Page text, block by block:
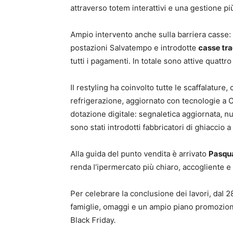
attraverso totem interattivi e una gestione
Ampio intervento anche sulla barriera
postazioni Salvatempo e introdotte casse
tutti i pagamenti. In totale sono attive
Il restyling ha coinvolto tutte le scaffalature,
refrigerazione, aggiornato con tecnologie a
dotazione digitale: segnaletica aggiornata,
sono stati introdotti fabbricatori di ghiaccio
Alla guida del punto vendita è arrivato
renda l’ipermercato più chiaro, accogliente
Per celebrare la conclusione dei lavori, dal
famiglie, omaggi e un ampio piano
Black Friday.